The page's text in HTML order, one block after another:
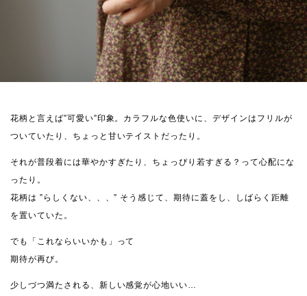
花柄と言えば”可愛い”印象。カラフルな色使いに、デザインはフリルが
ついていたり、ちょっと甘いテイストだったり。
それが普段着には華やかすぎたり、ちょっぴり若すぎる？って心配にな
ったり。
花柄は ”らしくない、、、” そう感じて、期待に蓋をし、しばらく距離
を置いていた。
でも「これならいいかも」って
期待が再び。
少しづつ満たされる、新しい感覚が心地いい…